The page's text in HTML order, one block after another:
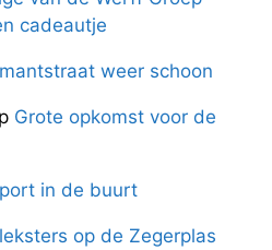
cadeautje
weer schoon
Grote opkomst voor de
in de buurt
op de Zegerplas